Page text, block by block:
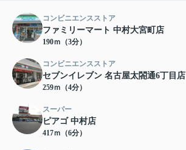
コンビニエンスストア
ファミリーマート 中村大宮町店
190ｍ（3分）
コンビニエンスストア
セブンイレブン 名古屋太閤通6丁目店
259ｍ（4分）
スーパー
ピアゴ 中村店
417ｍ（6分）